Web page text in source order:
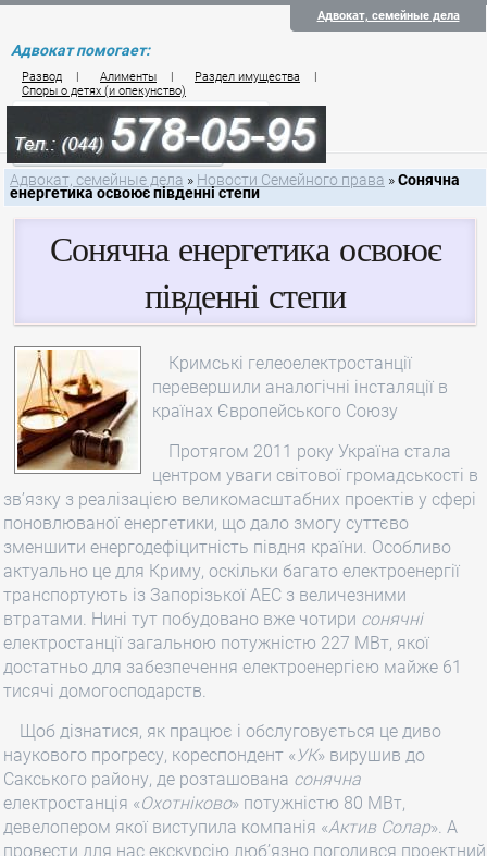
Адвокат, семейные дела
Адвокат помогает:
Развод | Алименты | Раздел имущества
|
Споры о детях (и опекунство)
Цены на услуги по семейному праву
Контакты семейного юриста
Адвокат, семейные дела » Новости Семейного права »Сонячна
енергетика освоює південні степи
Сонячна енергетика освоює
південні степи
Кримські гелеоелектростанції
перевершили аналогічні інсталяції в
країнах Європейського Союзу
Протягом 2011 року Україна стала
центром уваги світової громадськості в
зв’язку з реалізацією великомасштабних проектів у сфері
поновлюваної енергетики, що дало змогу суттєво
зменшити енергодефіцитність півдня країни. Особливо
актуально це для Криму, оскільки багато електроенергії
транспортують із Запорізької АЕС з величезними
втратами. Нині тут побудовано вже чотири сонячні
електростанції загальною потужністю 227 МВт, якої
достатньо для забезпечення електроенергією майже 61
тисячі домогосподарств.
Щоб дізнатися, як працює і обслуговується це диво
наукового прогресу, кореспондент «УК» вирушив до
Сакського району, де розташована сонячна
електростанція «Охотніково» потужністю 80 МВт,
девелопером якої виступила компанія «Актив Солар». А
провести для нас екскурсію люб’язно погодився проектний